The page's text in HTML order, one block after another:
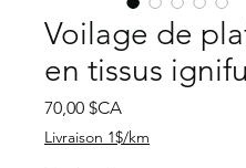
Voilage de
en tissus
70,00 $CA
Livraison 1$/km